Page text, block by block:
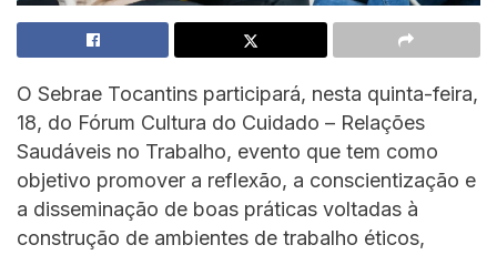
O Sebrae Tocantins participará, nesta quinta-feira,
18, do Fórum Cultura do Cuidado – Relações
Saudáveis no Trabalho, evento que tem como
objetivo promover a reflexão, a conscientização e
a disseminação de boas práticas voltadas à
construção de ambientes de trabalho éticos,